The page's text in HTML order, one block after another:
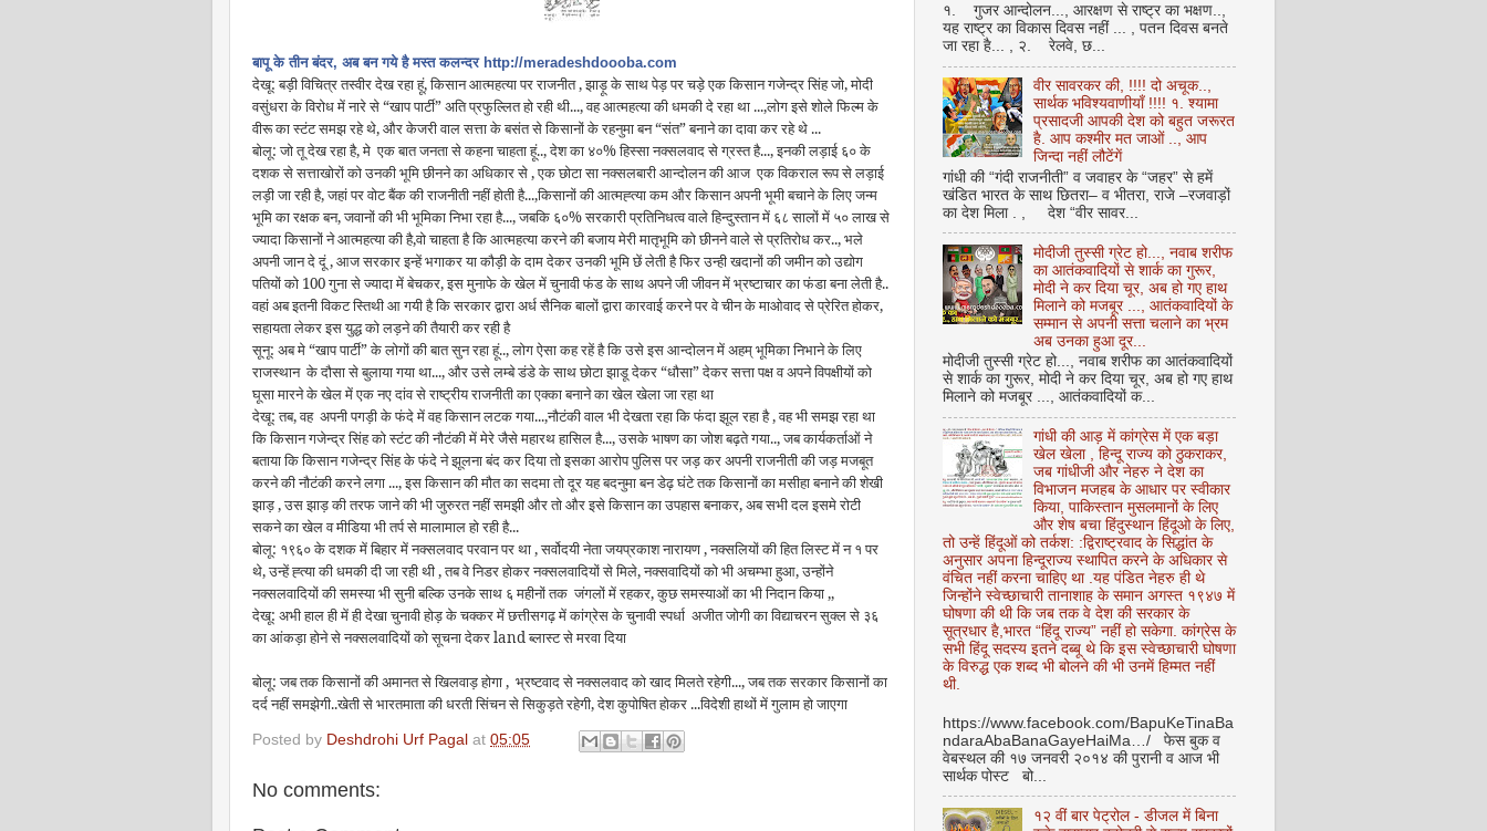
बापू के तीन बंदर, अब बन गये है मस्त कलन्दर http://meradeshdoooba.com
देखू: बड़ी विचित्र तस्वीर देख रहा हूं, किसान आत्महत्या पर राजनीत , झाड़ू के साथ पेड़ पर चड़े एक किसान गजेन्द्र सिंह जो, मोदी
वसुंधरा के विरोध में नारे से “खाप पार्टी” अति प्रफुल्लित हो रही थी..., वह आत्महत्या की धमकी दे रहा था ...,लोग इसे शोले फिल्म के
वीरू का स्टंट समझ रहे थे, और केजरी वाल सत्ता के बसंत से किसानों के रहनुमा बन “संत” बनाने का दावा कर रहे थे ...
बोलू: जो तू देख रहा है, मे एक बात जनता से कहना चाहता हूं.., देश का ४०% हिस्सा नक्सलवाद से ग्रस्त है..., इनकी लड़ाई ६० के
दशक से सत्ताखोरों को उनकी भूमि छीनने का अधिकार से , एक छोटा सा नक्सलबारी आन्दोलन की आज एक विकराल रूप से लड़ाई
लड़ी जा रही है, जहां पर वोट बैंक की राजनीती नहीं होती है...,किसानों की आत्मह्त्या कम और किसान अपनी भूमी बचाने के लिए जन्म
भूमि का रक्षक बन, जवानों की भी भूमिका निभा रहा है..., जबकि ६०% सरकारी प्रतिनिधत्व वाले हिन्दुस्तान में ६८ सालों में ५० लाख से
ज्यादा किसानों ने आत्महत्या की है,वो चाहता है कि आत्महत्या करने की बजाय मेरी मातृभूमि को छीनने वाले से प्रतिरोध कर.., भले
अपनी जान दे दूं , आज सरकार इन्हें भगाकर या कौड़ी के दाम देकर उनकी भूमि छें लेती है फिर उन्ही खदानों की जमीन को उद्योग
पतियों को 100 गुना से ज्यादा में बेचकर, इस मुनाफे के खेल में चुनावी फंड के साथ अपने जी जीवन में भ्रष्टाचार का फंडा बना लेती है..
वहां अब इतनी विकट स्तिथी आ गयी है कि सरकार द्वारा अर्ध सैनिक बालों द्वारा कारवाई करने पर वे चीन के माओवाद से प्रेरित होकर,
सहायता लेकर इस युद्ध को लड़ने की तैयारी कर रही है
सूनू: अब मे “खाप पार्टी” के लोगों की बात सुन रहा हूं.., लोग ऐसा कह रहें है कि उसे इस आन्दोलन में अहम् भूमिका निभाने के लिए
राजस्थान के दौसा से बुलाया गया था..., और उसे लम्बे डंडे के साथ छोटा झाडू देकर “धौसा” देकर सत्ता पक्ष व अपने विपक्षीयों को
घूसा मारने के खेल में एक नए दांव से राष्ट्रीय राजनीती का एक्का बनाने का खेल खेला जा रहा था
देखू: तब, वह अपनी पगड़ी के फंदे में वह किसान लटक गया...,नौटंकी वाल भी देखता रहा कि फंदा झूल रहा है , वह भी समझ रहा था
कि किसान गजेन्द्र सिंह को स्टंट की नौटंकी में मेरे जैसे महारथ हासिल है..., उसके भाषण का जोश बढ़ते गया.., जब कार्यकर्ताओं ने
बताया कि किसान गजेन्द्र सिंह के फंदे ने झूलना बंद कर दिया तो इसका आरोप पुलिस पर जड़ कर अपनी राजनीती की जड़ मजबूत
करने की नौटंकी करने लगा ..., इस किसान की मौत का सदमा तो दूर यह बदनुमा बन डेढ़ घंटे तक किसानों का मसीहा बनाने की शेखी
झाड़ , उस झाड़ की तरफ जाने की भी जुरुरत नहीं समझी और तो और इसे किसान का उपहास बनाकर, अब सभी दल इसमे रोटी
सकने का खेल व मीडिया भी तर्प से मालामाल हो रही है...
बोलू: १९६० के दशक में बिहार में नक्सलवाद परवान पर था , सर्वोदयी नेता जयप्रकाश नारायण , नक्सलियों की हित लिस्ट में न १ पर
थे, उन्हें ह्त्या की धमकी दी जा रही थी , तब वे निडर होकर नक्सलवादियों से मिले, नक्सवादियों को भी अचम्भा हुआ, उन्होंने
नक्सलवादियों की समस्या भी सुनी बल्कि उनके साथ ६ महीनों तक जंगलों में रहकर, कुछ समस्याओं का भी निदान किया ,,
देखू: अभी हाल ही में ही देखा चुनावी होड़ के चक्कर में छत्तीसगढ़ में कांग्रेस के चुनावी स्पर्धा अजीत जोगी का विद्याचरन सुक्ल से ३६
का आंकड़ा होने से नक्सलवादियों को सूचना देकर land ब्लास्ट से मरवा दिया
बोलू: जब तक किसानों की अमानत से खिलवाड़ होगा , भ्रष्टवाद से नक्सलवाद को खाद मिलते रहेगी..., जब तक सरकार किसानों का
दर्द नहीं समझेगी..खेती से भारतमाता की धरती सिंचन से सिकुड़ते रहेगी, देश कुपोषित होकर ...विदेशी हाथों में गुलाम हो जाएगा
Posted by Deshdrohi Urf Pagal at 05:05
No comments:
१. गुजर आन्दोलन..., आरक्षण से राष्ट्र का भक्षण..,
यह राष्ट्र का विकास दिवस नहीं ... , पतन दिवस बनते
जा रहा है... , २. रेलवे, छ...
वीर सावरकर की, !!!! दो अचूक..,
सार्थक भविश्यवाणीयाँ !!!! १. श्यामा
प्रसादजी आपकी देश को बहुत जरूरत
है. आप कश्मीर मत जाओं .., आप
जिन्दा नहीं लौटेंगें
गांधी की “गंदी राजनीती” व जवाहर के “जहर” से हमें
खंडित भारत के साथ छितरा– व भीतरा, राजे –रजवाड़ों
का देश मिला . , देश “वीर सावर...
मोदीजी तुस्सी ग्रेट हो..., नवाब शरीफ
का आतंकवादियों से शार्क का गुरूर,
मोदी ने कर दिया चूर, अब हो गए हाथ
मिलाने को मजबूर ..., आतंकवादियों के
सम्मान से अपनी सत्ता चलाने का भ्रम
अब उनका हुआ दूर...
मोदीजी तुस्सी ग्रेट हो..., नवाब शरीफ का आतंकवादियों
से शार्क का गुरूर, मोदी ने कर दिया चूर, अब हो गए हाथ
मिलाने को मजबूर ..., आतंकवादियों क...
गांधी की आड़ में कांग्रेस में एक बड़ा
खेल खेला , हिन्दू राज्य को ठुकराकर,
जब गांधीजी और नेहरु ने देश का
विभाजन मजहब के आधार पर स्वीकार
किया, पाकिस्तान मुसलमानों के लिए
और शेष बचा हिंदुस्थान हिंदूओ के लिए,
तो उन्हें हिंदूओं को तर्कश: :द्विराष्ट्रवाद के सिद्धांत के
अनुसार अपना हिन्दूराज्य स्थापित करने के अधिकार से
वंचित नहीं करना चाहिए था .यह पंडित नेहरु ही थे
जिन्होंने स्वेच्छाचारी तानाशाह के समान अगस्त १९४७ में
घोषणा की थी कि जब तक वे देश की सरकार के
सूत्रधार है,भारत “हिंदू राज्य” नहीं हो सकेगा. कांग्रेस के
सभी हिंदू सदस्य इतने दब्बू थे कि इस स्वेच्छाचारी घोषणा
के विरुद्ध एक शब्द भी बोलने की भी उनमें हिम्मत नहीं
थी.
https://www.facebook.com/BapuKeTinaBa
ndaraAbaBanaGayeHaiMa…/ फेस बुक व
वेबस्थल की १७ जनवरी २०१४ की पुरानी व आज भी
सार्थक पोस्ट बो...
१२ वीं बार पेट्रोल - डीजल में बिना